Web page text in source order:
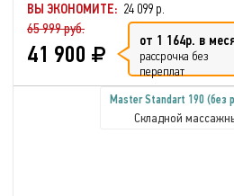
ВЫ ЭКОНОМИТЕ: 24 099 р.
65 999 руб.
41 900 от 1 164р. в
рассрочка без
переплат
Master Standart 190 (без
Складной